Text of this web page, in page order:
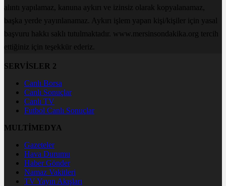
alıntı yapılamaz, kanuna aykırı ve izinsiz olarak kopyalanamaz,
başka yerde yayınlanamaz. Aykırı işlem yapan kişi/kişiler için yasal
başvuru hakkı saklı tutulmaktadır. www.mersinsondakika.org tercih
ettiğiniz için teşekkür ederiz.
SERVİSLER 2
Canlı Borsa
Canlı Sonuçlar
Canlı TV
Futbol Canlı Sonuçlar
MULTİMEDYA
Gazeteler
Hava Durumu
Haber Gönder
Namaz Vakitleri
TV Yayın Akışları